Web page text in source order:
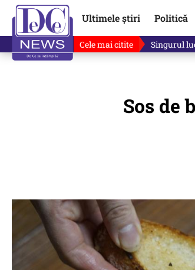
Ultimele știri Politică
Cele mai citite Singurul
Sos de